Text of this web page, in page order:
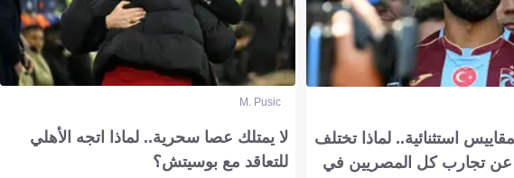
استثنائية.. لماذا تختلف
تجارب كل المصريين في
M. Pusic
لا يمتلك عصا سحرية.. لماذا اتجه الأهلي
للتعاقد مع بوسيتش؟